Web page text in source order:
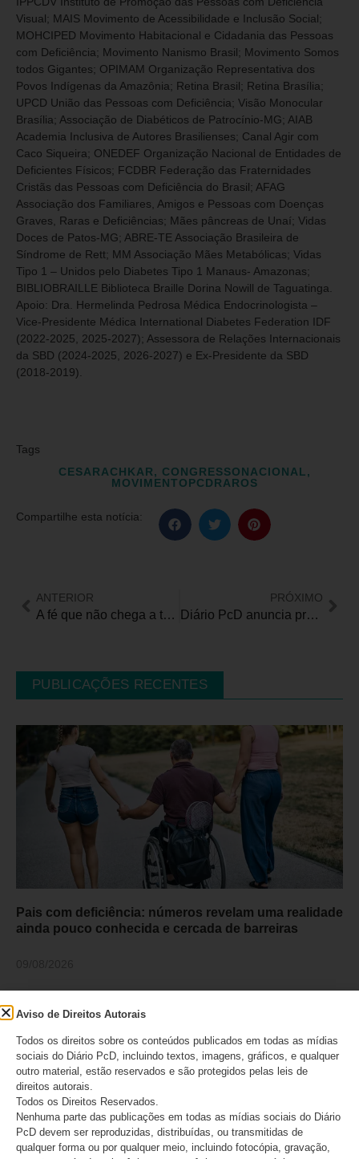
Visual; MAIS Movimento de Acessibilidade e Inclusão Social;
MOHCIPED Movimento Habitacional e Cidadania das Pessoas
com Deficiência; Movimento Nanismo Brasil; Movimento Somos
todos Gigantes; OPIMAM Organização Representativa dos
Povos Indígenas da Amazônia; Retina Brasil; Retina Brasília;
UPCD União das Pessoas com Deficiência; Visão Monocular
Brasília; Associação de Diabéticos de Patrocínio-MG; AIAB
Academia Inclusiva de Autores Brasilienses; Canal Agir com
Caco Siqueira; ONEDEF Organização Nacional de Entidades de
Deficientes Físicos; FCDBR Federação das Fraternidades
Cristãs das Pessoas com Deficiência do Brasil; AFAG
Associação dos Familiares, Amigos e Pessoas com Doenças
Graves, Raras e Deficiências; Mães pâncreas de Unaí; Vidas
Doces de Patos-MG; ABRE-TE Associação Brasileira de
Síndrome de Rett; MM Associação Mães Metabólicas; Vidas
Tipo 1 – Unidos pelo Diabetes Tipo 1 Manaus- Amazonas;
BIBLIOBRAILLE Biblioteca Braille Dorina Nowill de Taguatinga.
Apoio: Dra. Hermelinda Pedrosa Médica Endocrinologista –
Vice-Presidente Médica International Diabetes Federation IDF
(2022-2025, 2025-2027); Assessora de Relações Internacionais
da SBD (2024-2025, 2026-2027) e Ex-Presidente da SBD
(2018-2019).
Tags
CESARACHKAR, CONGRESSONACIONAL,
MOVIMENTOPCDRAROS
Compartilhe esta notícia:
ANTERIOR
A fé que não chega a todos. A inclusão que precisa começar onde as pessoas se reúnem
PRÓXIMO
Diário PcD anuncia projeto Eleições Inclusivas com a divulgação de candidatos e candidatas com deficiência em 2026
PUBLICAÇÕES RECENTES
Pais com deficiência: números revelam uma realidade
ainda pouco conhecida e cercada de barreiras
Aviso de Direitos Autorais
Todos os direitos sobre os conteúdos publicados em todas as mídias
sociais do Diário PcD, incluindo textos, imagens, gráficos, e qualquer
outro material, estão reservados e são protegidos pelas leis de
direitos autorais.
Todos os Direitos Reservados.
Nenhuma parte das publicações em todas as mídias sociais do Diário
PcD devem ser reproduzidas, distribuídas, ou transmitidas de
qualquer forma ou por qualquer meio, incluindo fotocópia, gravação,